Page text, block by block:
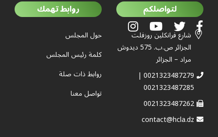
لتواصلكم
شارع فرانكلين روزفلت
الجزائر ص.ب. 575 ديدوش
مراد – الجزائر
0021323487279 |
0021323487285
0021323487262
contact@hcla.dz
روابط تهمك
حول المجلس
كلمة رئيس المجلس
روابط ذات صلة
تواصل معنا